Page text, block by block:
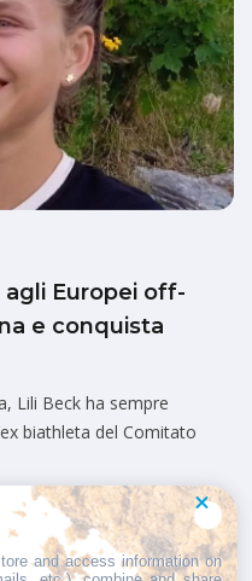
agli Europei off-
e conquista
Lili Beck ha sempre
biathleta del Comitato
and access information on